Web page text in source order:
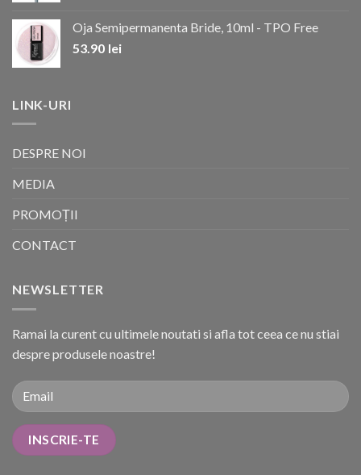
Oja Semipermanenta Bride, 10ml - TPO Free
53.90 lei
LINK-URI
DESPRE NOI
MEDIA
PROMOȚII
CONTACT
NEWSLETTER
Ramai la curent cu ultimele noutati si afla tot ceea ce nu stiai
despre produsele noastre!